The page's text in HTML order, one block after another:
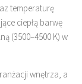
temperaturę
ciepłą barwę
(3500–4500 K) w
wnętrza, a